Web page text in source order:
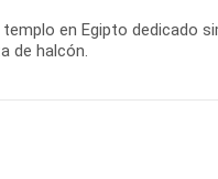
en Egipto dedicado
de halcón.